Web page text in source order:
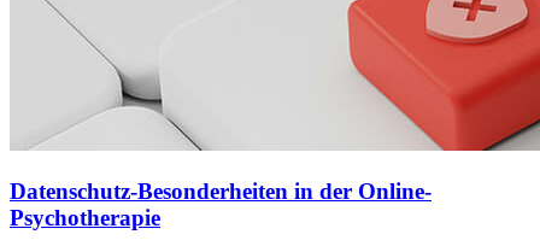
Datenschutz-Besonderheiten in der Online-
Psychotherapie